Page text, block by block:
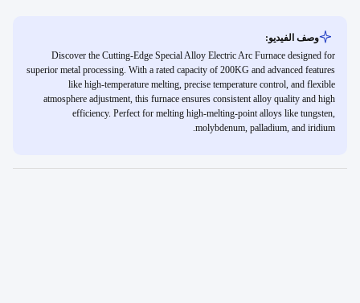
وصف الفيديو:
Discover the Cutting-Edge Special Alloy Electric Arc Furnace designed for
superior metal processing. With a rated capacity of 200KG and advanced features
like high-temperature melting, precise temperature control, and flexible
atmosphere adjustment, this furnace ensures consistent alloy quality and high
efficiency. Perfect for melting high-melting-point alloys like tungsten,
molybdenum, palladium, and iridium.